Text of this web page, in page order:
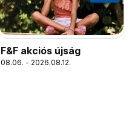
F&F akciós újság
08.06. - 2026.08.12.